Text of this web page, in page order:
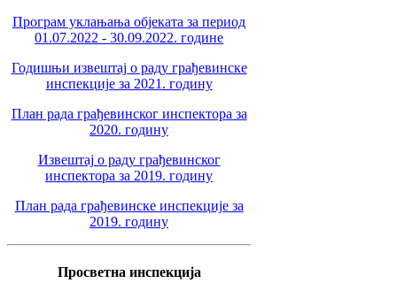
Програм уклањања објеката за период
01.07.2022 - 30.09.2022. године
Годишњи извештај о раду грађевинске
инспекције за 2021. годину
План рада грађевинског инспектора за
2020. годину
Извештај о раду грађевинског
инспектора за 2019. годину
План рада грађевинске инспекције за
2019. годину
Просветна инспекција